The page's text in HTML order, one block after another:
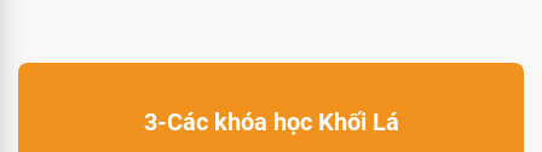
3-Các khóa học Khối Lá